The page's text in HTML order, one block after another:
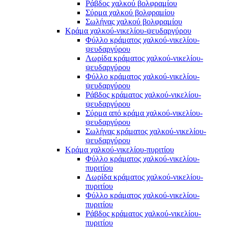
Ράβδος χαλκού βολφραμίου
Σύρμα χαλκού βολφραμίου
Σωλήνας χαλκού βολφραμίου
Κράμα χαλκού-νικελίου-ψευδαργύρου
Φύλλο κράματος χαλκού-νικελίου-
ψευδαργύρου
Λωρίδα κράματος χαλκού-νικελίου-
ψευδαργύρου
Φύλλο κράματος χαλκού-νικελίου-
ψευδαργύρου
Ράβδος κράματος χαλκού-νικελίου-
ψευδαργύρου
Σύρμα από κράμα χαλκού-νικελίου-
ψευδαργύρου
Σωλήνας κράματος χαλκού-νικελίου-
ψευδαργύρου
Κράμα χαλκού-νικελίου-πυριτίου
Φύλλο κράματος χαλκού-νικελίου-
πυριτίου
Λωρίδα κράματος χαλκού-νικελίου-
πυριτίου
Φύλλο κράματος χαλκού-νικελίου-
πυριτίου
Ράβδος κράματος χαλκού-νικελίου-
πυριτίου